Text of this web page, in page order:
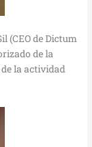
(CEO de Dictum
de la
la actividad